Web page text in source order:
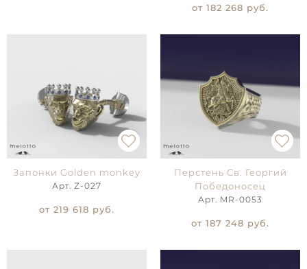
от 182 268 руб.
Запонки Golden monkey
Арт. Z-027
от 219 618 руб.
Перстень Св. Георгий
Победоносец
Арт. MR-0053
от 187 248 руб.